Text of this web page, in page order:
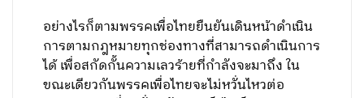
อย่างไรก็ตามพรรคเพื่อไทยยืนยันเดินหน้าดำเนิน
การตามกฎหมายทุกช่องทางที่สามารถดำเนินการ
ได้ เพื่อสกัดกั้นความเลวร้ายที่กำลังจะมาถึง ใน
ขณะเดียวกันพรรคเพื่อไทยจะไม่หวั่นไหวต่อ